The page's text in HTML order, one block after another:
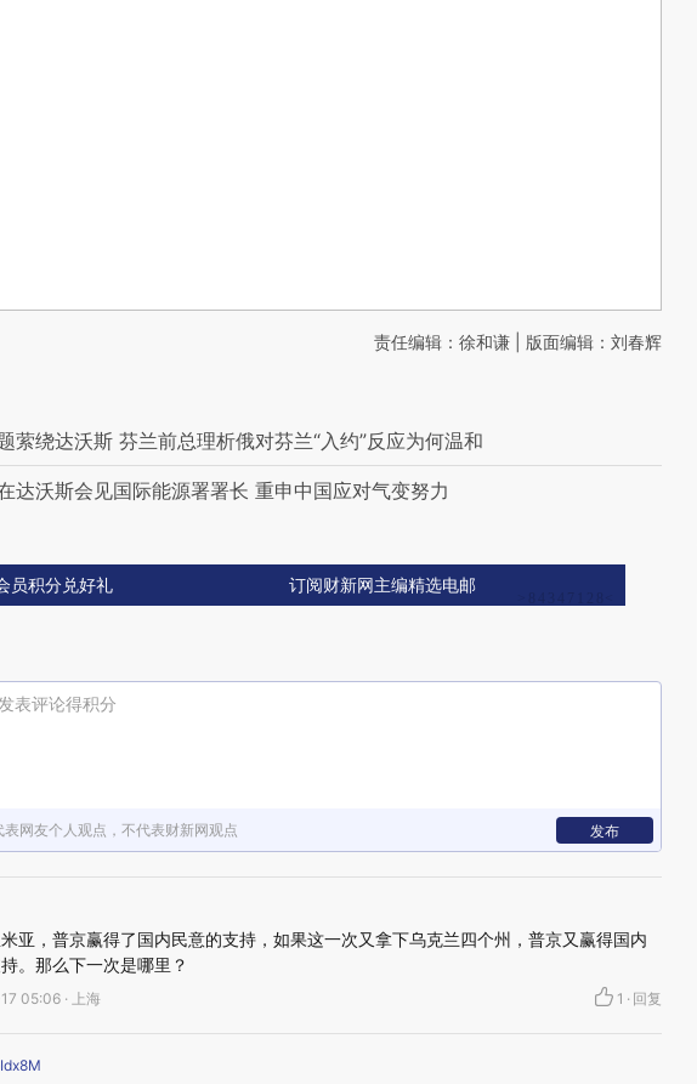
责任编辑：徐和谦 | 版面编辑：刘春辉
萦绕达沃斯 芬兰前总理析俄对芬兰“入约”反应为何温和
达沃斯会见国际能源署署长 重申中国应对气变努力
员积分兑好礼 订阅财新网主编精选电邮
表评论得积分
表网友个人观点，不代表财新网观点 发布
亚，普京赢得了国内民意的支持，如果这一次又拿下乌克兰四个州，普京又赢得国内
。那么下一次是哪里？
05:06 · 上海 1 · 回复